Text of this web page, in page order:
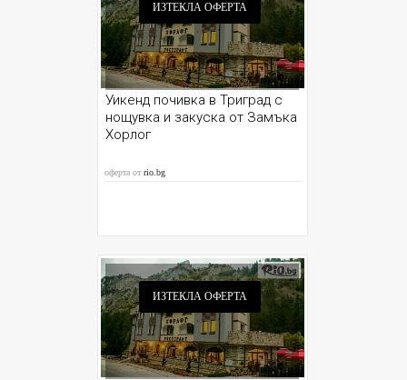
ИЗТЕКЛА ОФЕРТА
Уикенд почивка в Триград с
нощувка и закуска от Замъка
Хорлог
оферта отrio.bg
ИЗТЕКЛА ОФЕРТА